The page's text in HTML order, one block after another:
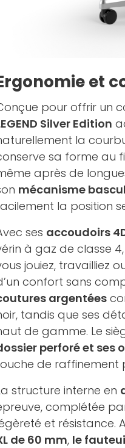
et
pour offrir un
Silver Edition
la
sa forme au
après de
mécanisme
la position
ses accoudoirs
à gaz de classe
jouiez, travailliez
confort sans
argentées
tandis que ses
de gamme. Le
perforé et ses
de raffinement
structure interne en
complétée
et résistance.
de 60 mm, le